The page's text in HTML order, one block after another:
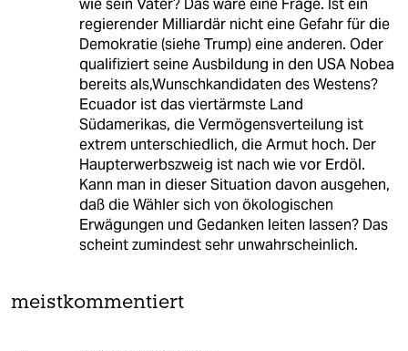
wie sein Vater? Das wäre eine Frage. Ist ein
regierender Milliardär nicht eine Gefahr für die
Demokratie (siehe Trump) eine anderen. Oder
qualifiziert seine Ausbildung in den USA Nobea
bereits als,Wunschkandidaten des Westens?
Ecuador ist das viertärmste Land
Südamerikas, die Vermögensverteilung ist
extrem unterschiedlich, die Armut hoch. Der
Haupterwerbszweig ist nach wie vor Erdöl.
Kann man in dieser Situation davon ausgehen,
daß die Wähler sich von ökologischen
Erwägungen und Gedanken leiten lassen? Das
scheint zumindest sehr unwahrscheinlich.
meistkommentiert